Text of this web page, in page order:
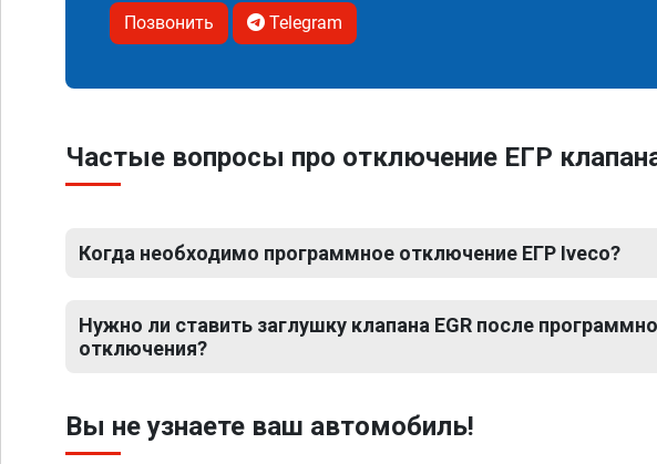
Позвонить Telegram
Частые вопросы про отключение ЕГР
Когда необходимо программное отключение ЕГР Iveco?
Нужно ли ставить заглушку клапана EGR после
отключения?
Вы не узнаете ваш автомобиль!